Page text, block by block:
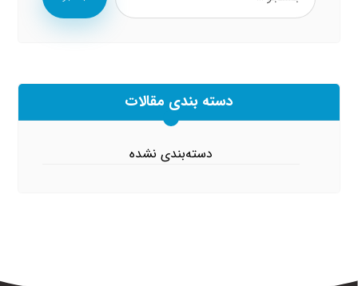
دسته بندی مقالات
دسته‌بندی نشده